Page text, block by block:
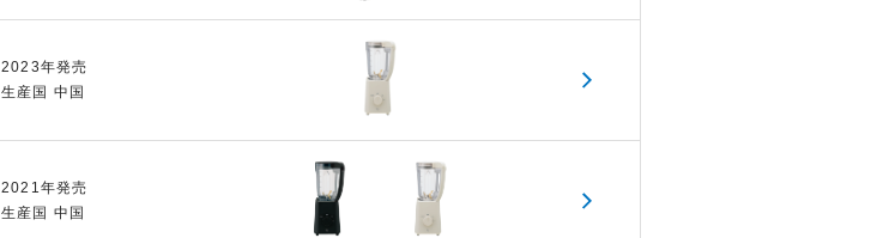
2023年発売
生産国 中国
2021年発売
生産国 中国